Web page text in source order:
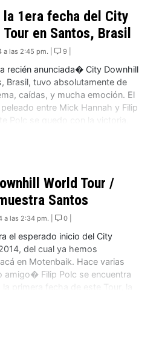
1era fecha del City
en Santos, Brasil
a las 2:45 pm. | 9 |
recién anunciada� City Downhill
Brasil, tuvo absolutamente de
caídas, y mucha emoción. El
entre Mick Hannah y Filip
Polc se quedo con la victoria,
World Tour /
Santos
a las 2:34 pm. | 0 |
el esperado inicio del City
del cual ya hemos
en Motenbaik. Hace varias
amigo� Filip Polc se encuentra
la primera fecha de este Tour, la